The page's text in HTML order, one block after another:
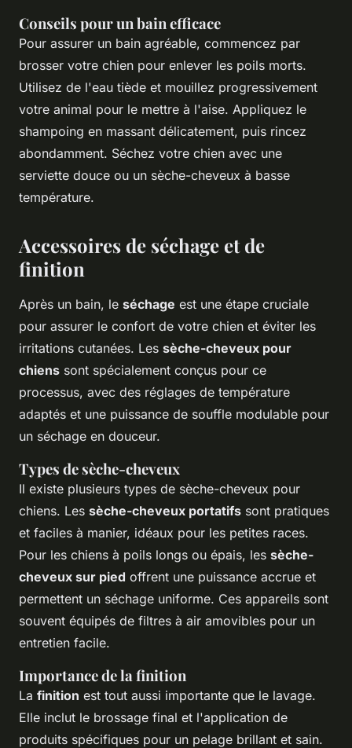
Conseils pour un bain efficace
Pour assurer un bain agréable, commencez par
brosser votre chien pour enlever les poils morts.
Utilisez de l'eau tiède et mouillez progressivement
votre animal pour le mettre à l'aise. Appliquez le
shampoing en massant délicatement, puis rincez
abondamment. Séchez votre chien avec une
serviette douce ou un sèche-cheveux à basse
température.
Accessoires de séchage et de
finition
Après un bain, le séchage est une étape cruciale
pour assurer le confort de votre chien et éviter les
irritations cutanées. Les sèche-cheveux pour
chiens sont spécialement conçus pour ce
processus, avec des réglages de température
adaptés et une puissance de souffle modulable pour
un séchage en douceur.
Types de sèche-cheveux
Il existe plusieurs types de sèche-cheveux pour
chiens. Les sèche-cheveux portatifs sont pratiques
et faciles à manier, idéaux pour les petites races.
Pour les chiens à poils longs ou épais, les sèche-
cheveux sur pied offrent une puissance accrue et
permettent un séchage uniforme. Ces appareils sont
souvent équipés de filtres à air amovibles pour un
entretien facile.
Importance de la finition
La finition est tout aussi importante que le lavage.
Elle inclut le brossage final et l'application de
produits spécifiques pour un pelage brillant et sain.